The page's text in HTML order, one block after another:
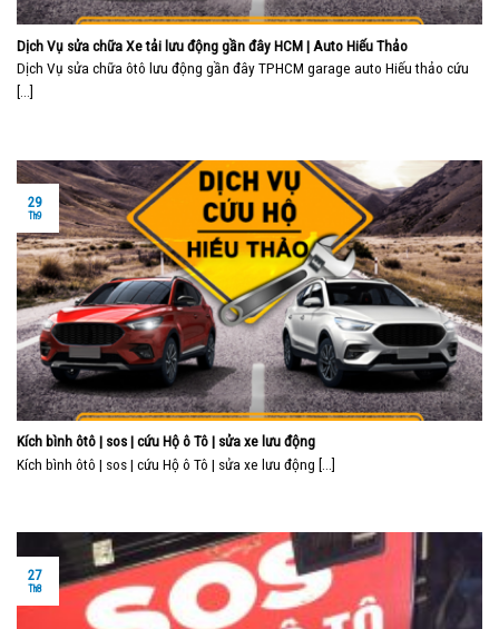
Dịch Vụ sửa chữa Xe tải lưu động gần đây HCM | Auto Hiếu Thảo
Dịch Vụ sửa chữa ôtô lưu động gần đây TPHCM garage auto Hiếu thảo cứu
[...]
Kích bình ôtô | sos | cứu Hộ ô Tô | sửa xe lưu động
Kích bình ôtô | sos | cứu Hộ ô Tô | sửa xe lưu động [...]
29
Th9
27
Th8